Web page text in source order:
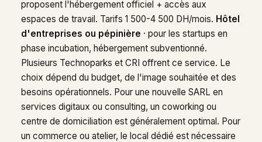
proposent l'hébergement officiel + accès aux
espaces de travail. Tarifs 1 500-4 500 DH/mois. Hôtel
d'entreprises ou pépinière · pour les startups en
phase incubation, hébergement subventionné.
Plusieurs Technoparks et CRI offrent ce service. Le
choix dépend du budget, de l'image souhaitée et des
besoins opérationnels. Pour une nouvelle SARL en
services digitaux ou consulting, un coworking ou
centre de domiciliation est généralement optimal. Pour
un commerce ou atelier, le local dédié est nécessaire